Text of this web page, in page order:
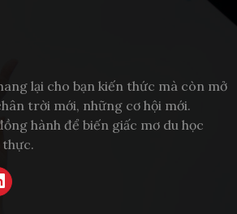
lại cho bạn kiến thức mà còn mở
trời mới, những cơ hội mới.
hành để biến giấc mơ du học
thực.